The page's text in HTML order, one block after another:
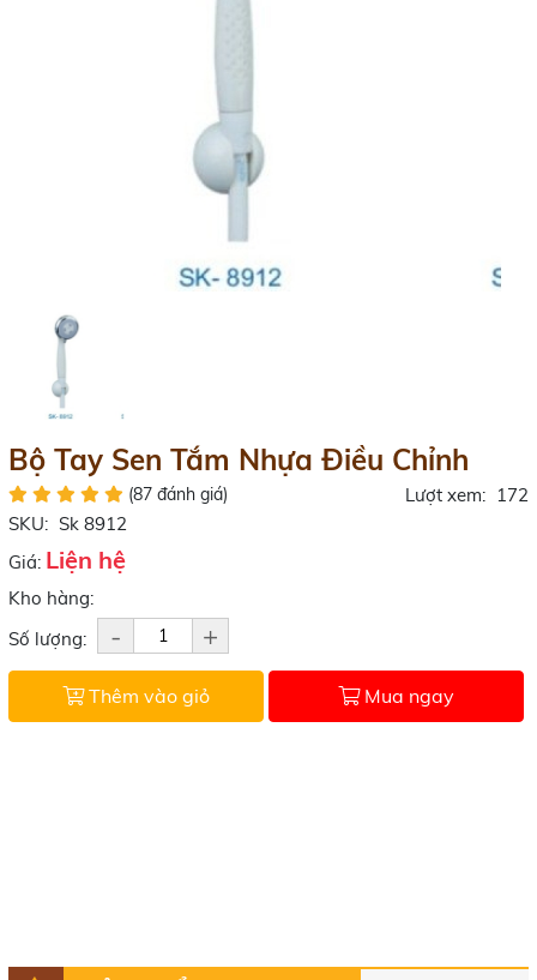
Bộ Tay Sen Tắm Nhựa Điều Chỉnh
(87 đánh giá) Lượt xem: 172
SKU: Sk 8912
Giá: Liện hệ
Kho hàng:
Số lượng:
- +
Thêm vào giỏ Mua ngay